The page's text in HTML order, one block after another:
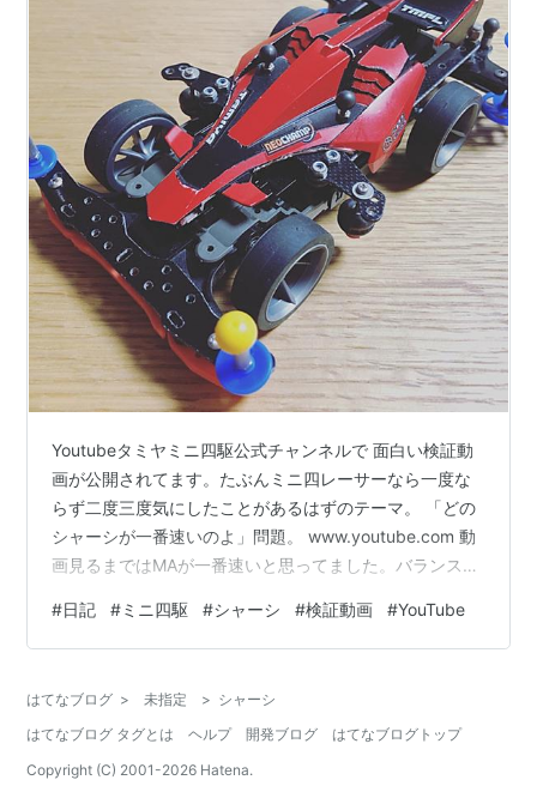
Youtubeタミヤミニ四駆公式チャンネルで 面白い検証動
画が公開されてます。たぶんミニ四レーサーなら一度な
らず二度三度気にしたことがあるはずのテーマ。 「どの
シャーシが一番速いのよ」問題。 www.youtube.com 動
画見るまではMAが一番速いと思ってました。バランスも
きるシャーシ。 タミヤ ミニ四駆PROシリーズ No.46
DCR-01 (デクロス-01) MAシャーシ 18646 タミヤ
開続きでした。そしてここでもハブられているXXシャー
シをどうにかしてあげてくださ…
#日記 #ミニ四駆 #シャーシ #検証動画 #YouTube
はてなブログ > 未指定 > シャーシ
はてなブログ タグとは
ヘルプ 開発ブログ
はてなブログトップ
Copyright (C) 2001-2026 Hatena.